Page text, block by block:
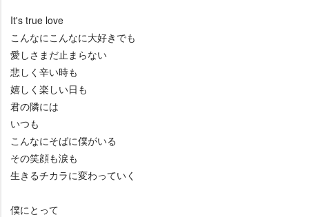
It's true love
こんなにこんなに大好きでも
愛しさまだ止まらない
悲しく辛い時も
嬉しく楽しい日も
君の隣には
いつも
こんなにそばに僕がいる
その笑顔も涙も
生きるチカラに変わっていく
僕にとって